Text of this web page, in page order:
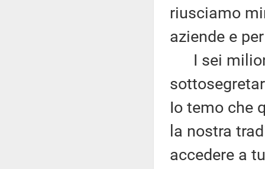
riusciamo
aziende e
I sei
Io temo che
la nostra
accedere a